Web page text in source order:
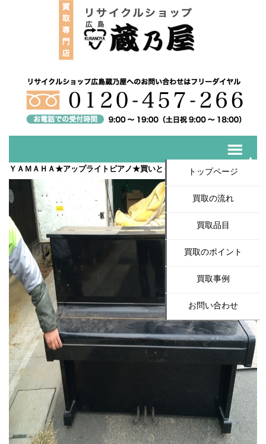
トップページ
買取の流れ
買取品目
買取のポイント
買取事例
お問い合わせ
ＹＡＭＡＨＡ★アップライトピアノ★買いとりたしました！